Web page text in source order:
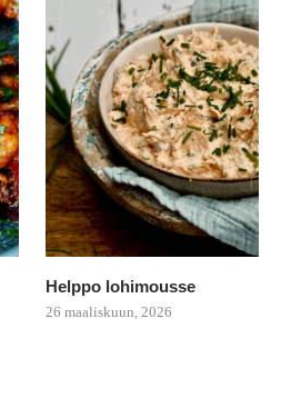
Helppo lohimousse
26 maaliskuun, 2026